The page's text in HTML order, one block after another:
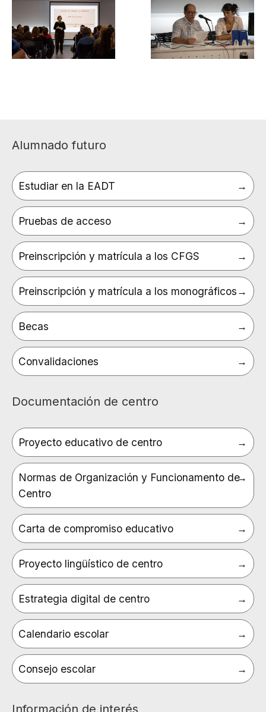
Alumnado futuro
Estudiar en la EADT
Pruebas de acceso
Preinscripción y matrícula a los CFGS
Preinscripción y matrícula a los monográficos
Becas
Convalidaciones
Documentación de centro
Proyecto educativo de centro
Normas de Organización y Funcionamento de
Centro
Carta de compromiso educativo
Proyecto lingüístico de centro
Estrategia digital de centro
Calendario escolar
Consejo escolar
Información de interés